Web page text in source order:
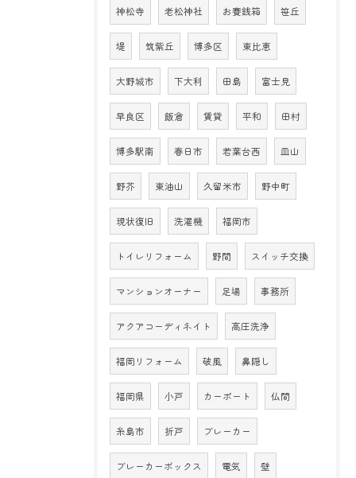
神松寺 老松神社 お賽銭箱 笹丘
堤 筑紫丘 博多区 東比恵
大野城市 下大利 田島 富士見
早良区 飯倉 賃貸 平和 田村
博多駅南 春日市 若葉台西 皿山
野芥 東油山 久留米市 野中町
現状復旧 洗濯機 福岡市
トイレリフォーム 野間 スイッチ交換
マンションオーナー 足場 事務所
アクアコーディネイト 高圧洗浄
福岡リフォーム 破風 鼻隠し
福岡県 小戸 カーポート 仏間
糸島市 折戸 ブレーカー
ブレーカーボックス 電気 壁